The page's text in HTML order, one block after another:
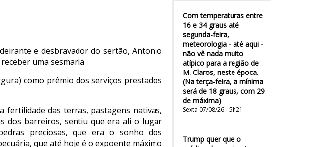
Com temperaturas entre
16 e 34 graus até
segunda-feira,
meteorologia - até aqui -
não vê nada muito
atípico para a região de
M. Claros, neste época.
(Na terça-feira, a mínima
será de 18 graus, com 29
de máxima)
Sexta 07/08/26 - 5h21
Trump quer que o
e desbravador do sertão, Antonio
uma sesmaria
como prêmio dos serviços prestados
fertilidade das terras, pastagens nativas,
dos barreiros, sentiu que era ali o lugar
preciosas, que era o sonho dos
que até hoje é o expoente máximo